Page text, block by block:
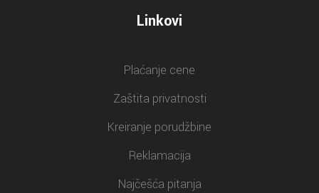
Linkovi
Plaćanje cene
Zaštita privatnosti
Kreiranje porudžbine
Reklamacija
Najčešća pitanja